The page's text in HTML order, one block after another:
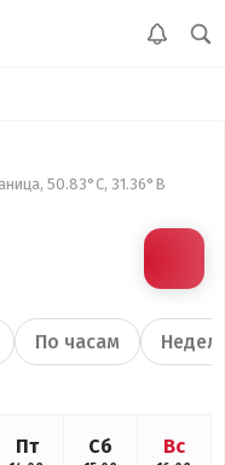
50.83°С, 31.36°В
По часам
Пт Сб Вс